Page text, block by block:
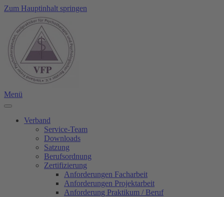
Zum Hauptinhalt springen
Menü
Verband
Service-Team
Downloads
Satzung
Berufsordnung
Zertifizierung
Anforderungen Facharbeit
Anforderungen Projektarbeit
Anforderung Praktikum / Beruf